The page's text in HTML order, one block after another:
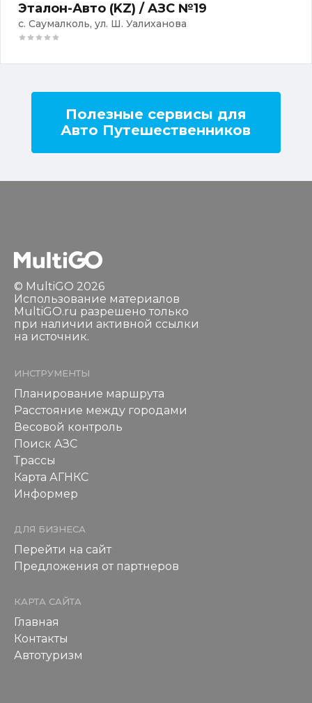
Эталон-Авто (KZ) / АЗС №19
с. Саумалколь, ул. Ш. Уалиханова
Полезные сервисы для
Авто Путешественников
© MultiGO 2026
Использование материалов
MultiGO.ru разрешено только
при наличии активной ссылки
на источник.
ИНСТРУМЕНТЫ
Планирование маршрута
Расстояние между городами
Весовой контроль
Поиск АЗС
Трассы
Карта АГНКС
Информер
ДЛЯ БИЗНЕСА
Перейти на сайт
Предложения от партнеров
КАРТА САЙТА
Главная
Контакты
Автотуризм